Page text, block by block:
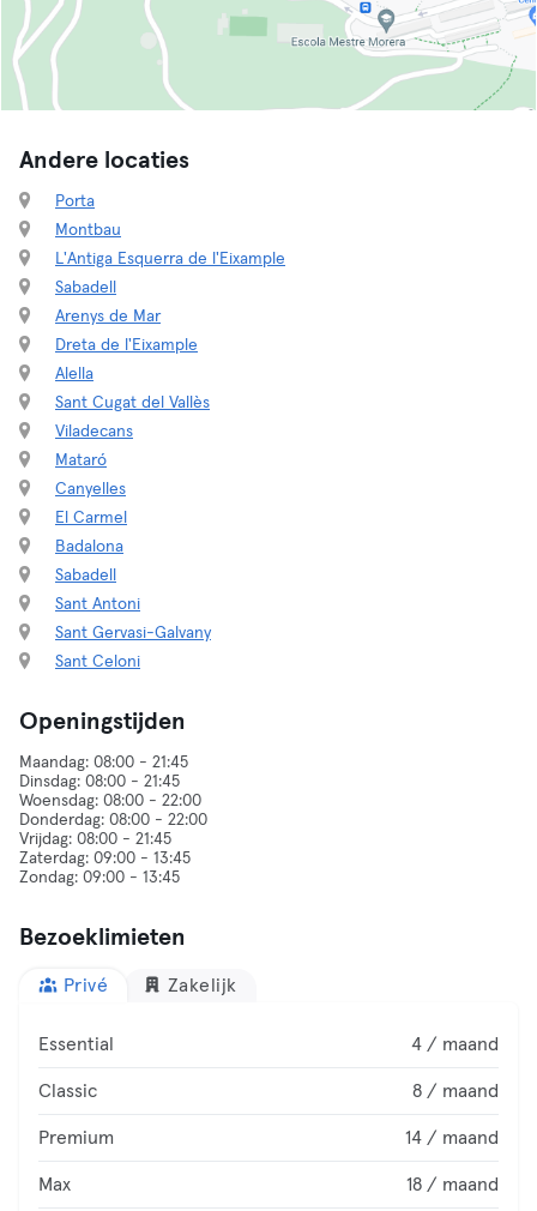
Andere locaties
Porta
Montbau
L'Antiga Esquerra de l'Eixample
Sabadell
Arenys de Mar
Dreta de l'Eixample
Alella
Sant Cugat del Vallès
Viladecans
Mataró
Canyelles
El Carmel
Badalona
Sabadell
Sant Antoni
Sant Gervasi-Galvany
Sant Celoni
Openingstijden
Maandag: 08:00 - 21:45
Dinsdag: 08:00 - 21:45
Woensdag: 08:00 - 22:00
Donderdag: 08:00 - 22:00
Vrijdag: 08:00 - 21:45
Zaterdag: 09:00 - 13:45
Bezoeklimieten
Privé Zakelijk
Essential 4 / maand
Classic 8 / maand
Premium 14 / maand
Max 18 / maand